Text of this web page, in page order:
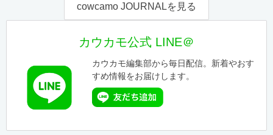
cowcamo JOURNALを見る
カウカモ公式 LINE＠
カウカモ編集部から毎日配信。新着やおす
すめ情報をお届けします。